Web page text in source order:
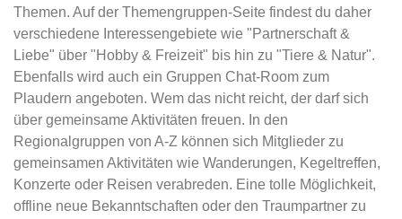
Themen. Auf der Themengruppen-Seite findest du daher
verschiedene Interessengebiete wie "Partnerschaft &
Liebe" über "Hobby & Freizeit" bis hin zu "Tiere & Natur".
Ebenfalls wird auch ein Gruppen Chat-Room zum
Plaudern angeboten. Wem das nicht reicht, der darf sich
über gemeinsame Aktivitäten freuen. In den
Regionalgruppen von A-Z können sich Mitglieder zu
gemeinsamen Aktivitäten wie Wanderungen, Kegeltreffen,
Konzerte oder Reisen verabreden. Eine tolle Möglichkeit,
offline neue Bekanntschaften oder den Traumpartner zu